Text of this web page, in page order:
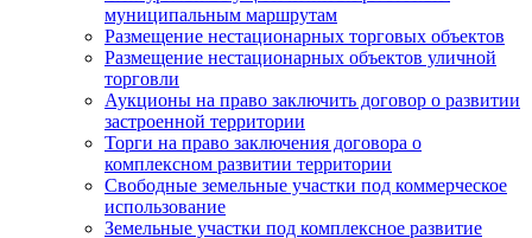
муниципальным маршрутам
Размещение нестационарных торговых объектов
Размещение нестационарных объектов уличной
торговли
Аукционы на право заключить договор о развитии
застроенной территории
Торги на право заключения договора о
комплексном развитии территории
Свободные земельные участки под коммерческое
использование
Земельные участки под комплексное развитие